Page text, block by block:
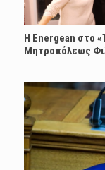
H Energean στο
Μητροπόλεως